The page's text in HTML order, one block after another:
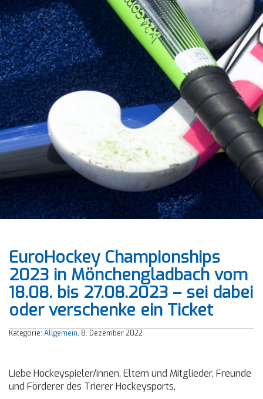
EuroHockey Championships
2023 in Mönchengladbach vom
18.08. bis 27.08.2023 – sei dabei
oder verschenke ein Ticket
Kategorie: Allgemein, 8. Dezember 2022
Liebe Hockeyspieler/innen, Eltern und Mitglieder, Freunde
und Förderer des Trierer Hockeysports,